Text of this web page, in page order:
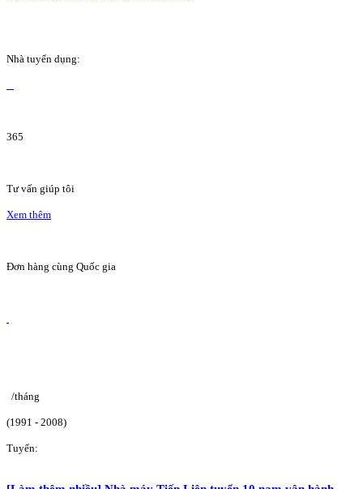
Nhà tuyển dụng:
365
Tư vấn giúp tôi
Xem thêm
Đơn hàng cùng Quốc gia
/tháng
(1991 - 2008)
Tuyển: